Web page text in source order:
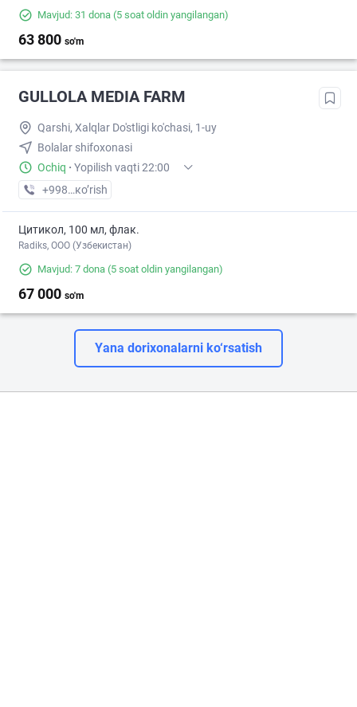
Mavjud: 31 dona (5 soat oldin yangilangan)
63 800 so'm
GULLOLA MEDIA FARM
Qarshi, Xalqlar Do'stligi ko'chasi, 1-uy
Bolalar shifoxonasi
Ochiq · Yopilish vaqti 22:00
+998 (75) XXX-XX-XX
кo’rish
Цитикол, 100 мл, флак.
Radiks, ООО (Узбекистан)
Mavjud: 7 dona (5 soat oldin yangilangan)
67 000 so'm
Yana dorixonalarni ko‘rsatish